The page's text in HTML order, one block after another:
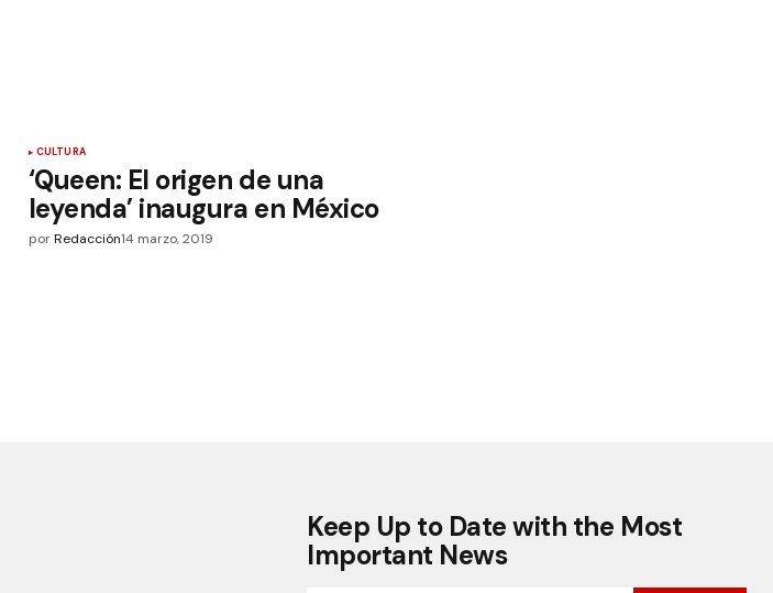
CULTURA
‘Queen: El origen de una
leyenda’ inaugura en México
por Redacción14 marzo, 2019
Keep Up to Date with the Most
Important News